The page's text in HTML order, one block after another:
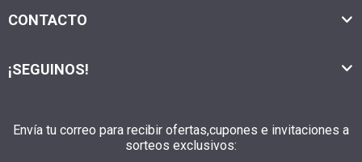
CONTACTO
Envía tu correo para recibir ofertas,cupones e invitaciones a
sorteos exclusivos:
¡SEGUINOS!